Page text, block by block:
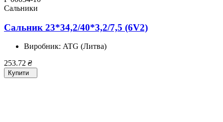
Сальники
Сальник 23*34,2/40*3,2/7,5 (6V2)
Виробник: ATG (Литва)
253.72 ₴
Купити